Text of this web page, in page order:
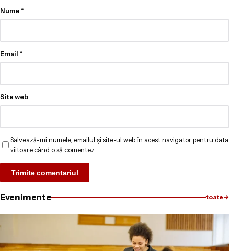
Nume*
Email *
Site web
Salvează-mi numele, emailul și site-ul web în acest navigator pentru data
viitoare când o să comentez.
Evenimente toate→